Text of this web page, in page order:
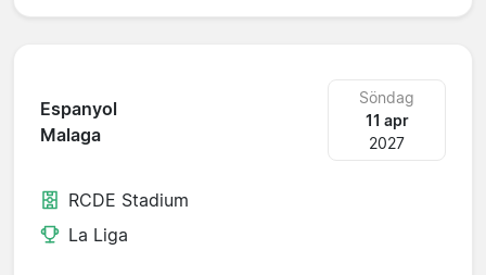
Espanyol
Malaga
Söndag
11 apr
2027
RCDE Stadium
La Liga